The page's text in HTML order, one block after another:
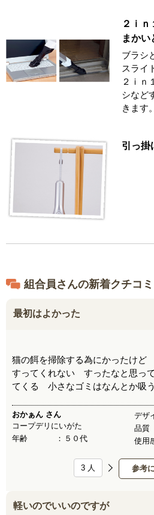
２ｉ
まかい
ブラシ
スライ
２ｉｎ
シなど
きます。
引っ掛
組合員さんの新着クチコミ
最初はよかった
猫の餌を掃除する為にかったけど
すってくれない すったなと思っ
てくる 小さなゴミはなんとか吸
おかぁん さん
コープデリにいがた
年齢
５０代
デザ
品質
使用
参考
3 人
軽いのでいいのですが